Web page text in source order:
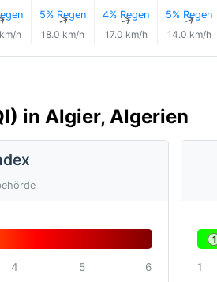
h
5% Regen
↑
18.0 km/h
4% Regen
↑
17.0 km/h
5% Regen
↑
14.0 km/h
in Algier, Algerien
4 5 6
1
1